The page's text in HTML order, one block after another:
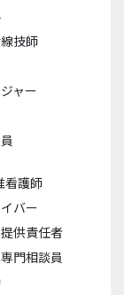
技師
ャー
看護師
バー
供責任者
門相談員